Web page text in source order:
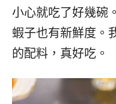
小心就吃了好幾碗
蝦子也有新鮮度。
的配料，真好吃。